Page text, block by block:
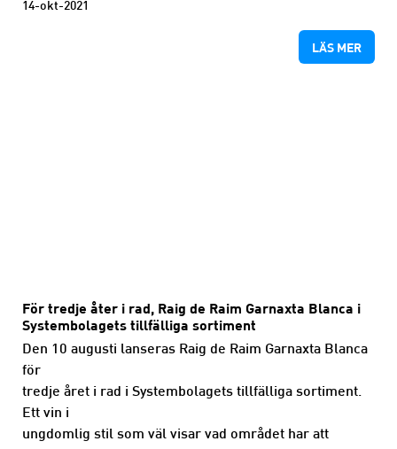
14-okt-2021
LÄS MER
För tredje åter i rad, Raig de Raim Garnaxta Blanca i
Systembolagets tillfälliga sortiment
Den 10 augusti lanseras Raig de Raim Garnaxta Blanca
för
tredje året i rad i Systembolagets tillfälliga sortiment.
Ett vin i
ungdomlig stil som väl visar vad området har att